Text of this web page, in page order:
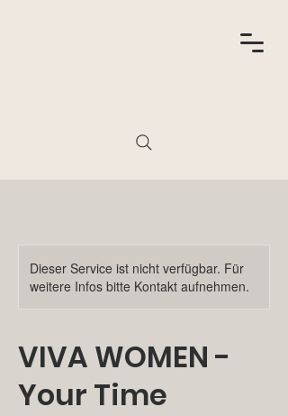
Dieser Service ist nicht verfügbar. Für
weitere Infos bitte Kontakt aufnehmen.
VIVA WOMEN -
Your Time